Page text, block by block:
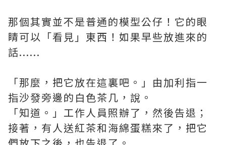
那個其實並不是普通的模型公仔！它的眼
睛可以「看見」東西！如果早些放進來的
話......
「那麼，把它放在這裏吧。」由加利指一
指沙發旁邊的白色茶几，說。
「知道。」工作人員照辦了，然後告退；
接著，有人送紅茶和海綿蛋糕來了，把它